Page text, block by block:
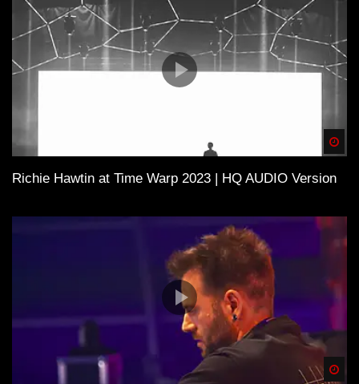
Richie Hawtin at Time Warp 2023 | HQ AUDIO Version